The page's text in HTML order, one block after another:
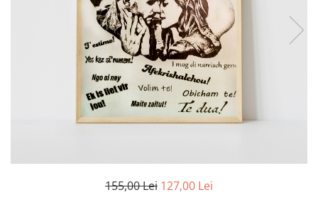
Cadouri Bunici
Cadouri Cumnați
Cadouri Pisici/Câini
Cadouri Meserii&Hobby
155,00 Lei 127,00 Lei